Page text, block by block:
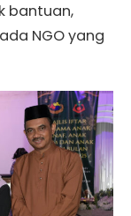
bantuan,
NGO yang